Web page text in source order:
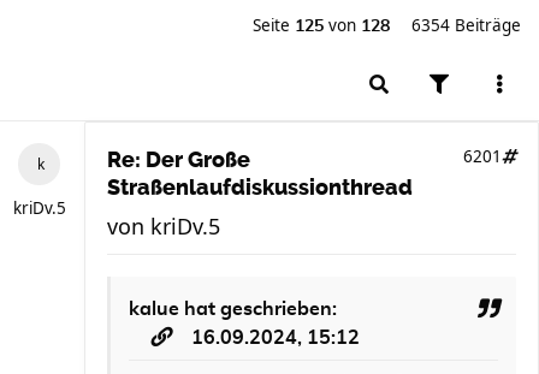
Seite 125 von 128 6354 Beiträge
kriDv.5
Re: Der Große
Straßenlaufdiskussionthread
6201
von kriDv.5
kalue hat geschrieben:
16.09.2024, 15:12